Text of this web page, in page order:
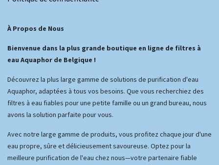
À Propos de Nous
Bienvenue dans la plus grande boutique en ligne de filtres à
eau Aquaphor de Belgique !
Découvrez la plus large gamme de solutions de purification d'eau
Aquaphor, adaptées à tous vos besoins. Que vous recherchiez des
filtres à eau fiables pour une petite famille ou un grand bureau, nous
avons la solution parfaite pour vous.
Avec notre large gamme de produits, vous profitez chaque jour d'une
eau propre, sûre et délicieusement savoureuse. Optez pour la
meilleure purification de l'eau chez nous—votre partenaire fiable